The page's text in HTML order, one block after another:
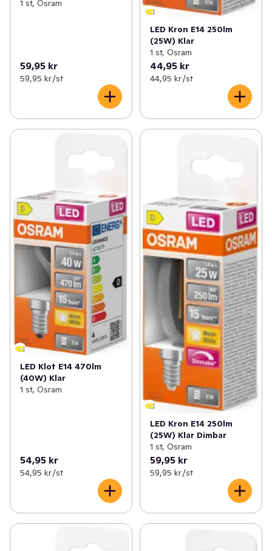
1 st, Osram
59,95 kr
59,95 kr /st
LED Kron E14 250lm
(25W) Klar
1 st, Osram
44,95 kr
44,95 kr /st
LED Klot E14 470lm
(40W) Klar
1 st, Osram
54,95 kr
54,95 kr /st
LED Kron E14 250lm
(25W) Klar Dimbar
1 st, Osram
59,95 kr
59,95 kr /st